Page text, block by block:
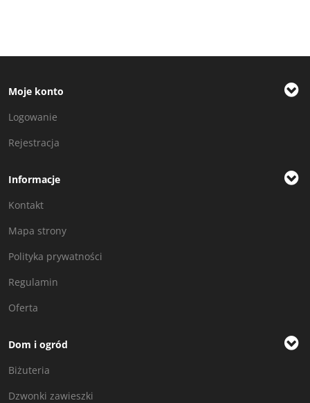
Moje konto
Logowanie
Rejestracja
Informacje
Kontakt
Mapa strony
Polityka prywatności
Regulamin
Oferta
Dom i ogród
Biżuteria
Dzwonki zawieszki